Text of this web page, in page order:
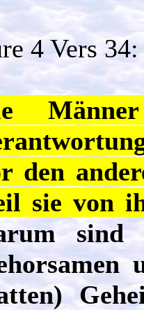
4 Vers 34:
den
sie von
sind